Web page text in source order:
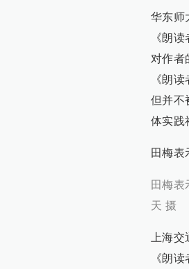
华东师
《朗
对作者
《朗
但并不
体实践
田梅表
田梅表
天 摄
上海
《朗